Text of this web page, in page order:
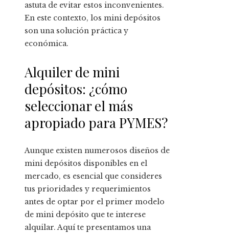
astuta de evitar estos inconvenientes.
En este contexto, los mini depósitos
son una solución práctica y
económica.
Alquiler de mini
depósitos: ¿cómo
seleccionar el más
apropiado para PYMES?
Aunque existen numerosos diseños de
mini depósitos disponibles en el
mercado, es esencial que consideres
tus prioridades y requerimientos
antes de optar por el primer modelo
de mini depósito que te interese
alquilar. Aquí te presentamos una